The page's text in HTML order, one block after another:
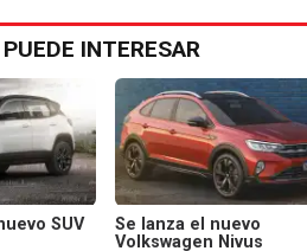
INTERESAR
SUV
Se lanza el nuevo
Volkswagen Nivus